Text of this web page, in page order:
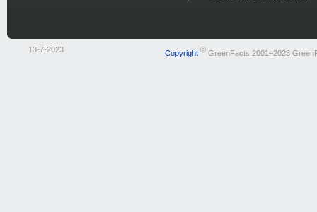
13-7-2023 Copyright ©GreenFacts 2001–2023